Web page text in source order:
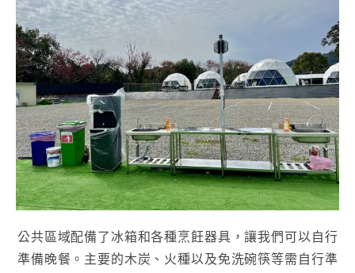
公共區域配備了冰箱和各種烹飪器具，讓我們可以自行
準備晚餐。主要的木炭、火種以及免洗碗筷等需自行準